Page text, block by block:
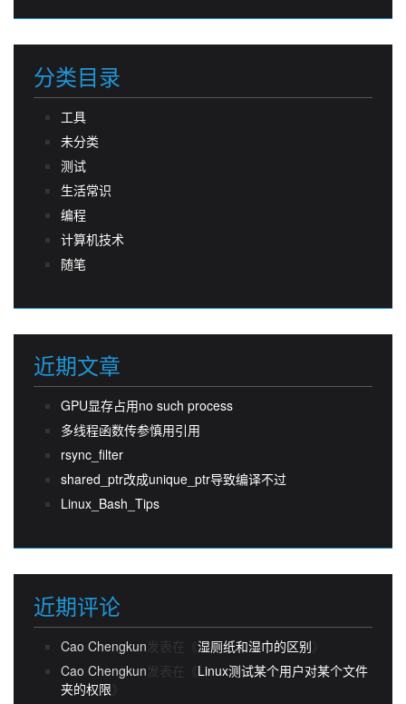
分类目录
工具
未分类
测试
生活常识
编程
计算机技术
随笔
近期文章
GPU显存占用no such process
多线程函数传参慎用引用
rsync_filter
shared_ptr改成unique_ptr导致编译不过
Linux_Bash_Tips
近期评论
Cao Chengkun发表在《 湿厕纸和湿巾的区别
Cao Chengkun发表在《 Linux测试某个用户对某个文件
夹的权限